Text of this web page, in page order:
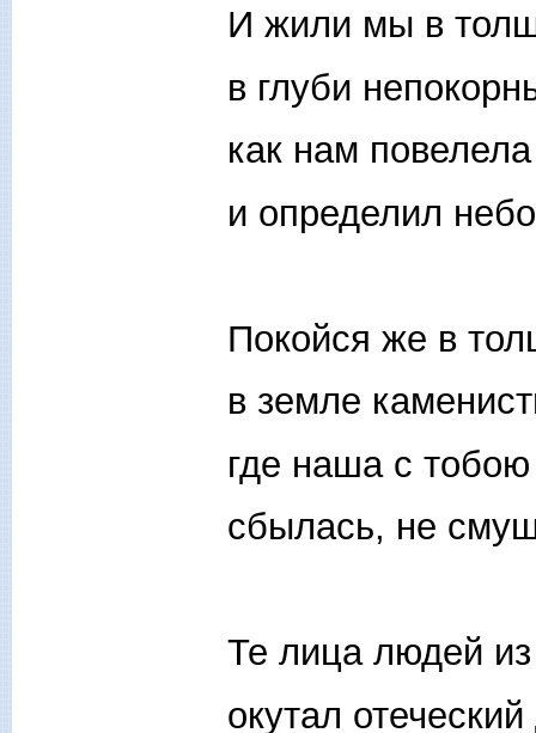
И жили мы в
в глуби
как нам
и определил
Покойся же в
в земле
где наша с
сбылась, не
Те лица людей
окутал